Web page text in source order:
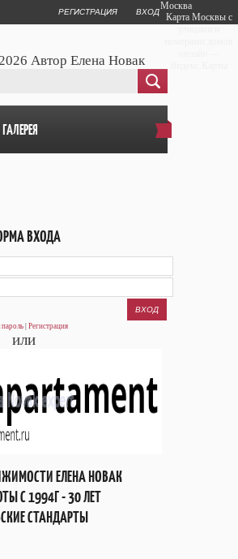
РЕГИСТРАЦИЯ ВХОД
Автор Елена Новак
ГАЛЕРЕЯ
ВХОДА
| Регистрация
или
ЕЛЕНА НОВАК
С 1994Г - 30 ЛЕТ
СТАНДАРТЫ
Москва
Карта Москвы с